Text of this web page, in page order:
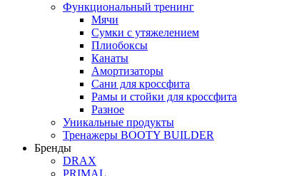
Функциональный тренинг
Мячи
Сумки с утяжелением
Плиобоксы
Канаты
Амортизаторы
Сани для кроссфита
Рамы и стойки для кроссфита
Разное
Уникальные продукты
Тренажеры BOOTY BUILDER
Бренды
DRAX
PRIMAL